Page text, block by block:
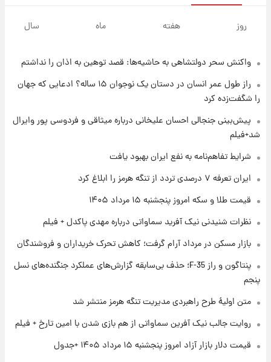
قیمت سکه و طلا فردا
۱ روز پیش
۱ روز پیش
۱ روز پیش
ارزش سهام عدالت برای امروز چهارشنبه ۱۴ مرداد
آغاز طرح جدید فروش مشارکت در تولید سایپا؛
سود مشارکت چند درصد است؟
روز هفته ماه سال
واکنش سحر دولتشاهی به حاشیه‌ها: قصد توهین به اذان را نداشتم
راز طول عمر انسان در دستان یک نوجوان ۱۵ ساله؟ ادعایی که جهان
را شگفت‌زده کرد
پیش‌بینی جنجالی احسان علیخانی درباره میثاقی و فردوسی پور وایرال
شد+فیلم
شرایط تفاهم‌نامه به نفع ایران بهبود یافت
ایران تعرفه ۷ درصدی تردد از تنگه هرمز را ابلاغ کرد
قیمت طلا و سکه امروز پنجشنبه ۱۵ مرداد ۱۴۰۵
نظرات شنیدنی نیک آفرید سماواتی درباره مهدی پاکدل + فیلم
بازار مسکن در مرداد آرام گرفت؛ کاهش تحرک خریداران و فروشندگان
پنتاگون و راز F-35؛ حذف بی‌سابقه گزارش‌های عملکرد جنگنده‌های نسل
پنجم
متن اولیۀ طرح راهبردی مدیریت تنگه هرمز منتشر شد
روایت جالب نیک آفرین سماواتی از هم بازی شدن با امین تارخ + فیلم
قیمت دلار بازار آزاد امروز پنجشنبه ۱۵ مرداد ۱۴۰۵ +جدول